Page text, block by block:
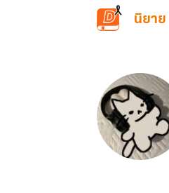
ข้ามไปยังเนื้อหาหลัก
นิยาย